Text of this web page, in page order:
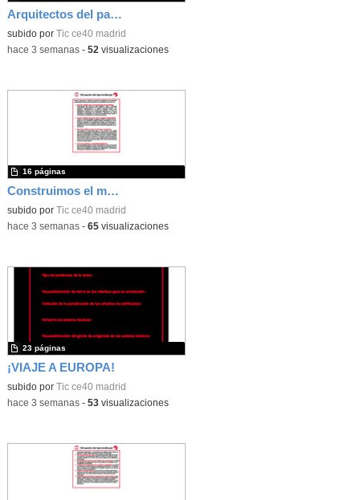
Arquitectos del pasado
subido por Tic ce40 madrid
-hace 3 semanas- 52 visualizaciones
Construimos el mundo con LEGO
subido por Tic ce40 madrid
16 páginas
-hace 3 semanas- 65visualizaciones
¡VIAJE A EUROPA!
subido por Tic ce40 madrid
23 páginas
-hace 3 semanas- 53visualizaciones